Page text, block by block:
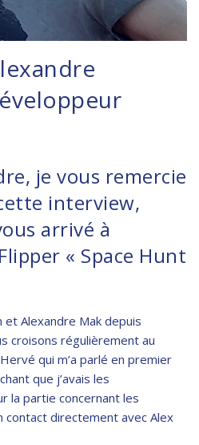
je vous remercie
interview,
arrivé à
« Space Hunt
et Alexandre Mak depuis
croisons régulièrement au
qui m’a parlé en premier
que j’avais les
la partie concernant les
contact directement avec Alex